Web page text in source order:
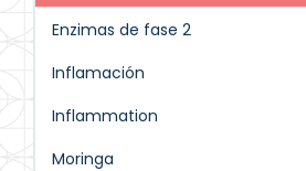
Enzimas de fase 2
Inflamación
Inflammation
Moringa